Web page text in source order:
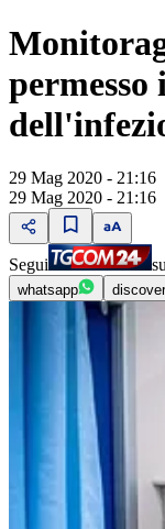
29 Mag 2020 - 21:16
29 Mag 2020 - 21:16
Segui su
whatsapp discover